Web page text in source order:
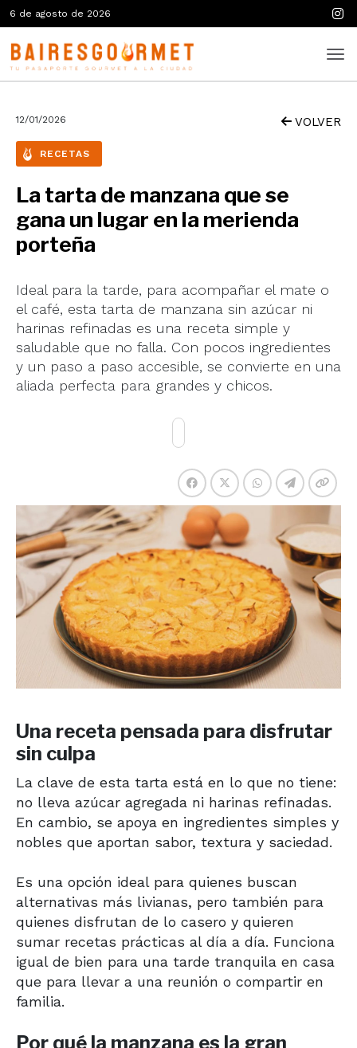
6 de agosto de 2026
12/01/2026 VOLVER
RECETAS
La tarta de manzana que se
gana un lugar en la merienda
porteña
Ideal para la tarde, para acompañar el mate o
el café, esta tarta de manzana sin azúcar ni
harinas refinadas es una receta simple y
saludable que no falla. Con pocos ingredientes
y un paso a paso accesible, se convierte en una
aliada perfecta para grandes y chicos.
Una receta pensada para disfrutar
sin culpa
La clave de esta tarta está en lo que no tiene:
no lleva azúcar agregada ni harinas refinadas.
En cambio, se apoya en ingredientes simples y
nobles que aportan sabor, textura y saciedad.
Es una opción ideal para quienes buscan
alternativas más livianas, pero también para
quienes disfrutan de lo casero y quieren
sumar recetas prácticas al día a día. Funciona
igual de bien para una tarde tranquila en casa
que para llevar a una reunión o compartir en
familia.
Por qué la manzana es la gran